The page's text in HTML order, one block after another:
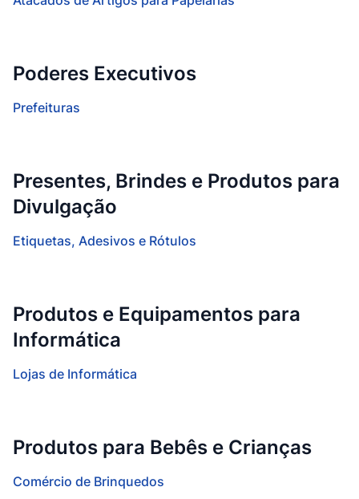
Poderes Executivos
Prefeituras
Presentes, Brindes e Produtos para
Divulgação
Etiquetas, Adesivos e Rótulos
Produtos e Equipamentos para
Informática
Lojas de Informática
Produtos para Bebês e Crianças
Comércio de Brinquedos